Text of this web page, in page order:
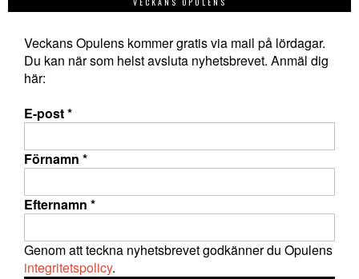
Veckans Opulens kommer gratis via mail på lördagar.
Du kan när som helst avsluta nyhetsbrevet. Anmäl dig
här:
E-post*
Förnamn *
Efternamn *
Genom att teckna nyhetsbrevet godkänner du Opulens
integritetspolicy.